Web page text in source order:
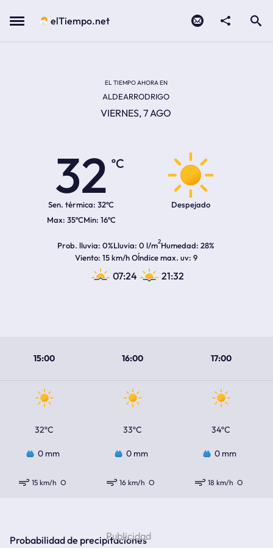
Menu elTiempo.net
EL TIEMPO AHORA EN
ALDEARRODRIGO
VIERNES, 7 AGO
32
ºC
Sen. térmica: 32ºC
35ºC 16ºC
Despejado
Prob. lluvia 0%Lluvia 0 l/m2Humedad 28%
Viento 15 km/h OÍndice max. uv 9
07:24 21:32
15:00 16:00 17:00
32ºC 33ºC 34ºC
0 mm 0 mm 0 mm
15 km/h O 16 km/h O 18 km/h O
Probabilidad de precipitaciones